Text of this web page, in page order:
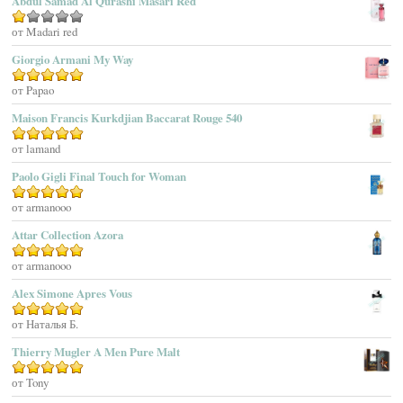
Aedes De Venustas
Aerin Lauder
Aether
Affinessence
Afnan Perfumes
Agatha Ruiz De La Prada
Agatho Parfum
Agent Provocateur
Agnes B
Agonist
Ahjaar
Aigner
Aj Arabia (Widian)
Ajmal
Akro
Al Hamatt
Оценка
1
из
5
от Madari red
Giorgio Armani My Way
Оценка5
от Papao
Maison Francis Kurkdjian Baccarat Rouge 540
Оценка5из 5
от lamand
Paolo Gigli Final Touch for Woman
Оценка5из 5
от armanooo
Attar Collection Azora
Оценка5из 5
от armanooo
Alex Simone Apres Vous
Оценка5из 5
от Наталья Б.
Thierry Mugler A Men Pure Malt
Оценка
от Tony